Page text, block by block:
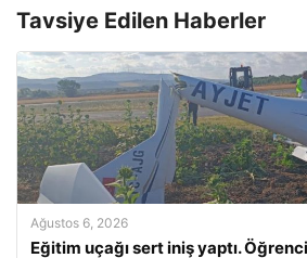
Tavsiye Edilen Haberler
Ağustos 6, 2026
Eğitim uçağı sert iniş yaptı.